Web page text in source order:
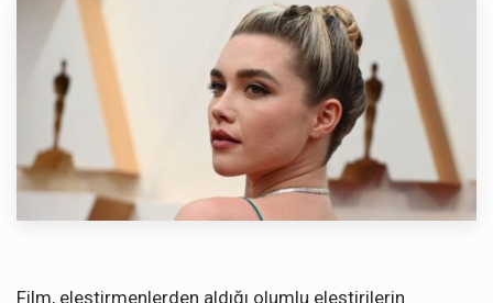
Film, eleştirmenlerden aldığı olumlu eleştirilerin